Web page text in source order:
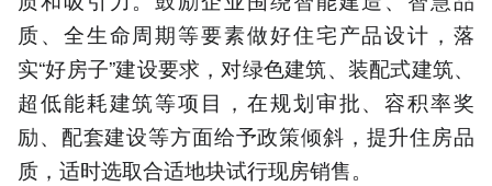
质、全生命周期等要素做好住宅产品设计，落
实“好房子”建设要求，对绿色建筑、装配式建筑、
超低能耗建筑等项目，在规划审批、容积率奖
励、配套建设等方面给予政策倾斜，提升住房品
质，适时选取合适地块试行现房销售。